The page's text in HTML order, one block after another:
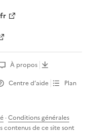
À propos
Centre d’aide
Plan
·Conditions générales
contenus de ce site sont